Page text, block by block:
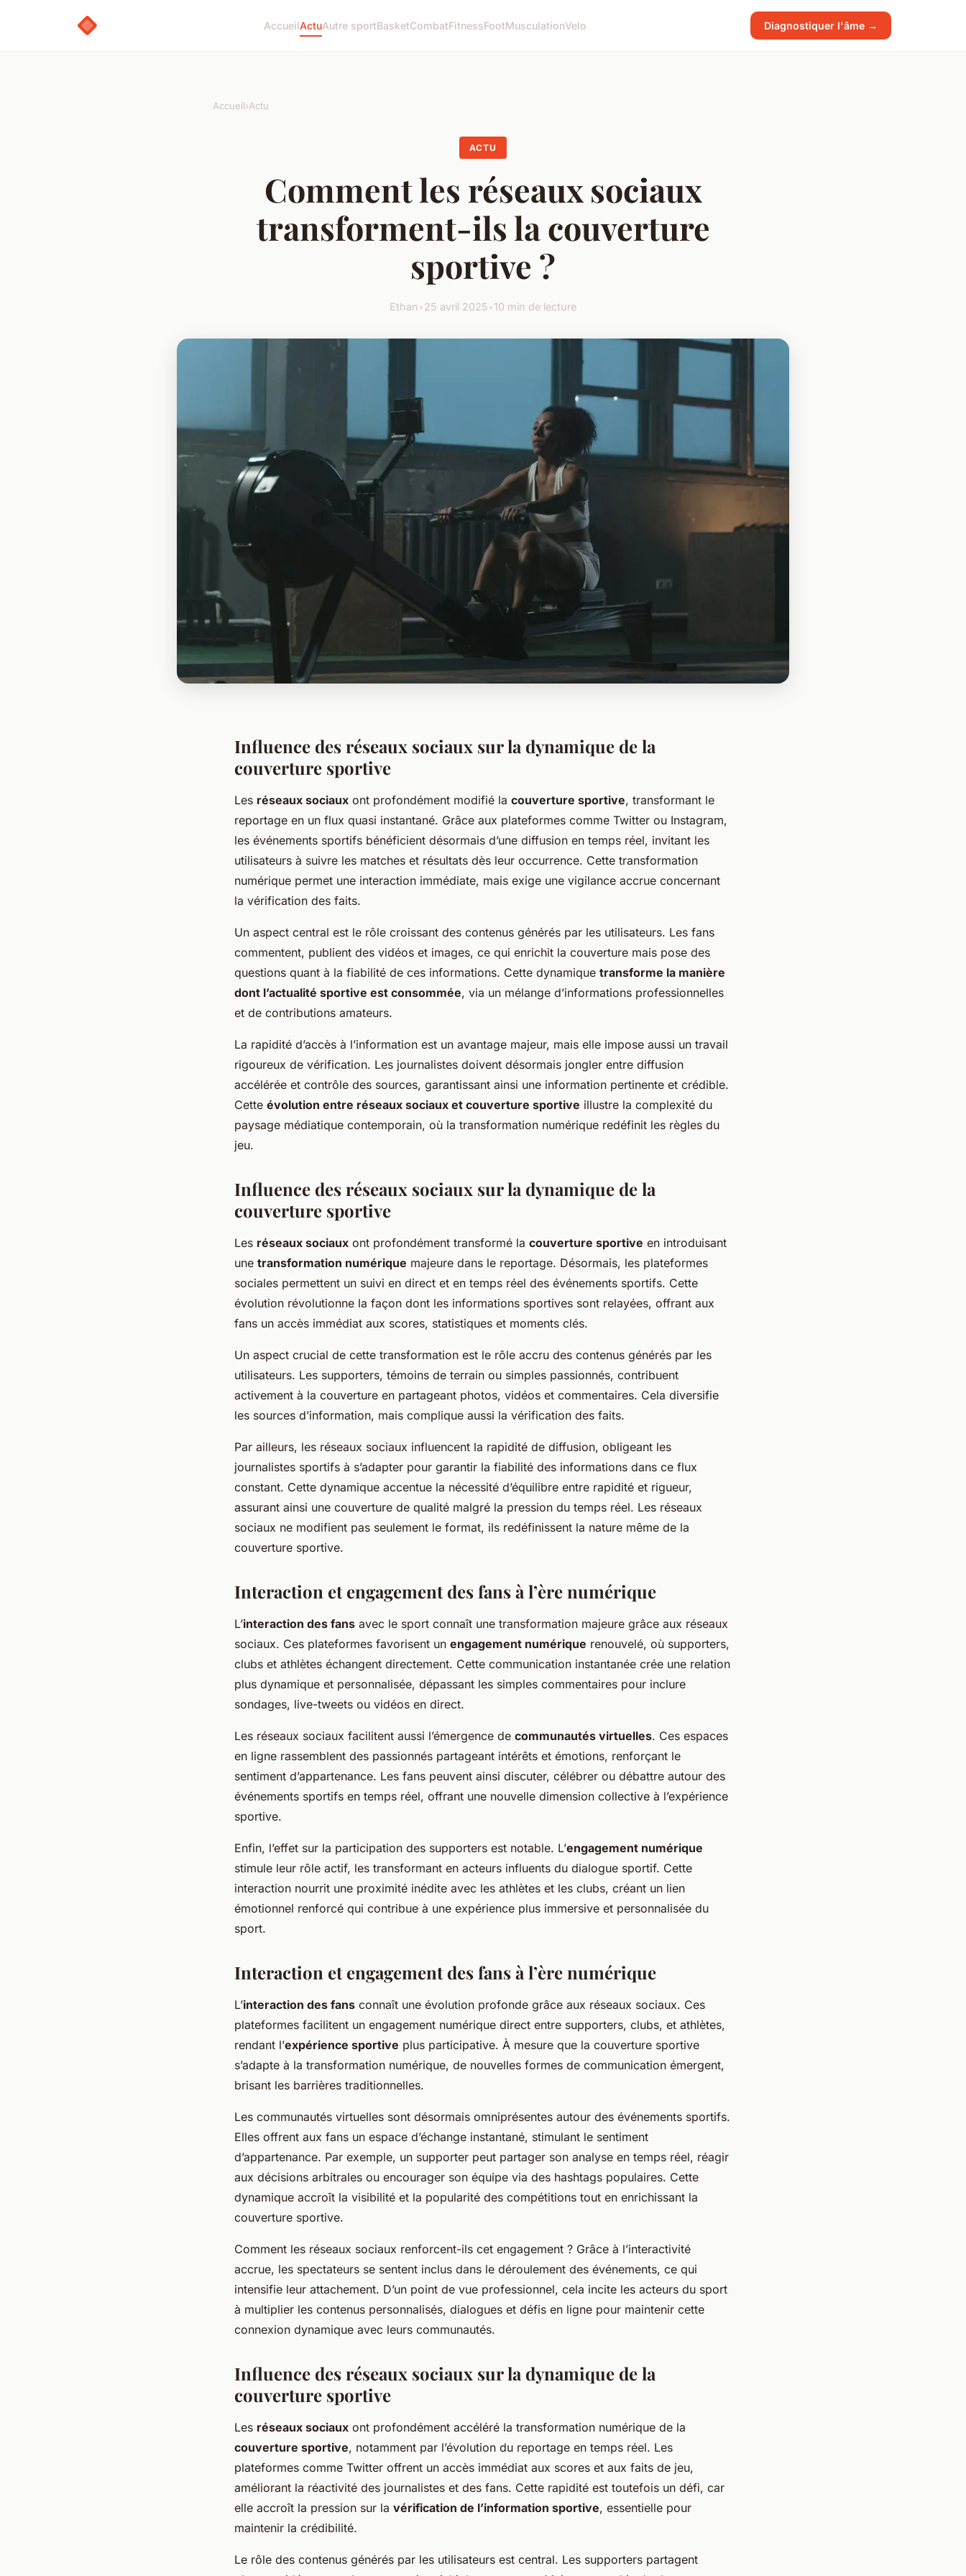
AccueilActuAutre sportBasketCombatFitnessFootMusculationVelo Diagnostiquer l'âme →
Accueil›Actu
ACTU
Comment les réseaux sociaux
transforment-ils la couverture
sportive ?
Ethan•25 avril 2025•10 min de lecture
Influence des réseaux sociaux sur la dynamique de la
couverture sportive
Les réseaux sociaux ont profondément modifié la couverture sportive, transformant le
reportage en un flux quasi instantané. Grâce aux plateformes comme Twitter ou Instagram,
les événements sportifs bénéficient désormais d’une diffusion en temps réel, invitant les
utilisateurs à suivre les matches et résultats dès leur occurrence. Cette transformation
numérique permet une interaction immédiate, mais exige une vigilance accrue concernant
la vérification des faits.
Un aspect central est le rôle croissant des contenus générés par les utilisateurs. Les fans
commentent, publient des vidéos et images, ce qui enrichit la couverture mais pose des
questions quant à la fiabilité de ces informations. Cette dynamique transforme la manière
dont l’actualité sportive est consommée, via un mélange d’informations professionnelles
et de contributions amateurs.
La rapidité d’accès à l’information est un avantage majeur, mais elle impose aussi un travail
rigoureux de vérification. Les journalistes doivent désormais jongler entre diffusion
accélérée et contrôle des sources, garantissant ainsi une information pertinente et crédible.
Cette évolution entre réseaux sociaux et couverture sportive illustre la complexité du
paysage médiatique contemporain, où la transformation numérique redéfinit les règles du
jeu.
Influence des réseaux sociaux sur la dynamique de la
couverture sportive
Les réseaux sociaux ont profondément transformé la couverture sportive en introduisant
une transformation numérique majeure dans le reportage. Désormais, les plateformes
sociales permettent un suivi en direct et en temps réel des événements sportifs. Cette
évolution révolutionne la façon dont les informations sportives sont relayées, offrant aux
fans un accès immédiat aux scores, statistiques et moments clés.
Un aspect crucial de cette transformation est le rôle accru des contenus générés par les
utilisateurs. Les supporters, témoins de terrain ou simples passionnés, contribuent
activement à la couverture en partageant photos, vidéos et commentaires. Cela diversifie
les sources d’information, mais complique aussi la vérification des faits.
Par ailleurs, les réseaux sociaux influencent la rapidité de diffusion, obligeant les
journalistes sportifs à s’adapter pour garantir la fiabilité des informations dans ce flux
constant. Cette dynamique accentue la nécessité d’équilibre entre rapidité et rigueur,
assurant ainsi une couverture de qualité malgré la pression du temps réel. Les réseaux
sociaux ne modifient pas seulement le format, ils redéfinissent la nature même de la
couverture sportive.
Interaction et engagement des fans à l’ère numérique
L’interaction des fans avec le sport connaît une transformation majeure grâce aux réseaux
sociaux. Ces plateformes favorisent un engagement numérique renouvelé, où supporters,
clubs et athlètes échangent directement. Cette communication instantanée crée une relation
plus dynamique et personnalisée, dépassant les simples commentaires pour inclure
sondages, live-tweets ou vidéos en direct.
Les réseaux sociaux facilitent aussi l’émergence de communautés virtuelles. Ces espaces
en ligne rassemblent des passionnés partageant intérêts et émotions, renforçant le
sentiment d’appartenance. Les fans peuvent ainsi discuter, célébrer ou débattre autour des
événements sportifs en temps réel, offrant une nouvelle dimension collective à l’expérience
sportive.
Enfin, l’effet sur la participation des supporters est notable. L’engagement numérique
stimule leur rôle actif, les transformant en acteurs influents du dialogue sportif. Cette
interaction nourrit une proximité inédite avec les athlètes et les clubs, créant un lien
émotionnel renforcé qui contribue à une expérience plus immersive et personnalisée du
sport.
Interaction et engagement des fans à l’ère numérique
L’interaction des fans connaît une évolution profonde grâce aux réseaux sociaux. Ces
plateformes facilitent un engagement numérique direct entre supporters, clubs, et athlètes,
rendant l’expérience sportive plus participative. À mesure que la couverture sportive
s’adapte à la transformation numérique, de nouvelles formes de communication émergent,
brisant les barrières traditionnelles.
Les communautés virtuelles sont désormais omniprésentes autour des événements sportifs.
Elles offrent aux fans un espace d’échange instantané, stimulant le sentiment
d’appartenance. Par exemple, un supporter peut partager son analyse en temps réel, réagir
aux décisions arbitrales ou encourager son équipe via des hashtags populaires. Cette
dynamique accroît la visibilité et la popularité des compétitions tout en enrichissant la
couverture sportive.
Comment les réseaux sociaux renforcent-ils cet engagement ? Grâce à l’interactivité
accrue, les spectateurs se sentent inclus dans le déroulement des événements, ce qui
intensifie leur attachement. D’un point de vue professionnel, cela incite les acteurs du sport
à multiplier les contenus personnalisés, dialogues et défis en ligne pour maintenir cette
connexion dynamique avec leurs communautés.
Influence des réseaux sociaux sur la dynamique de la
couverture sportive
Les réseaux sociaux ont profondément accéléré la transformation numérique de la
couverture sportive, notamment par l’évolution du reportage en temps réel. Les
plateformes comme Twitter offrent un accès immédiat aux scores et aux faits de jeu,
améliorant la réactivité des journalistes et des fans. Cette rapidité est toutefois un défi, car
elle accroît la pression sur la vérification de l’information sportive, essentielle pour
maintenir la crédibilité.
Le rôle des contenus générés par les utilisateurs est central. Les supporters partagent